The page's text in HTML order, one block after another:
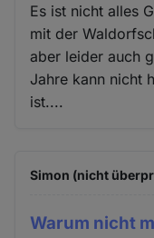
Es ist nicht alles
mit der
aber leider auch
Jahre kann nicht
ist....
Simon (nicht
Warum nicht